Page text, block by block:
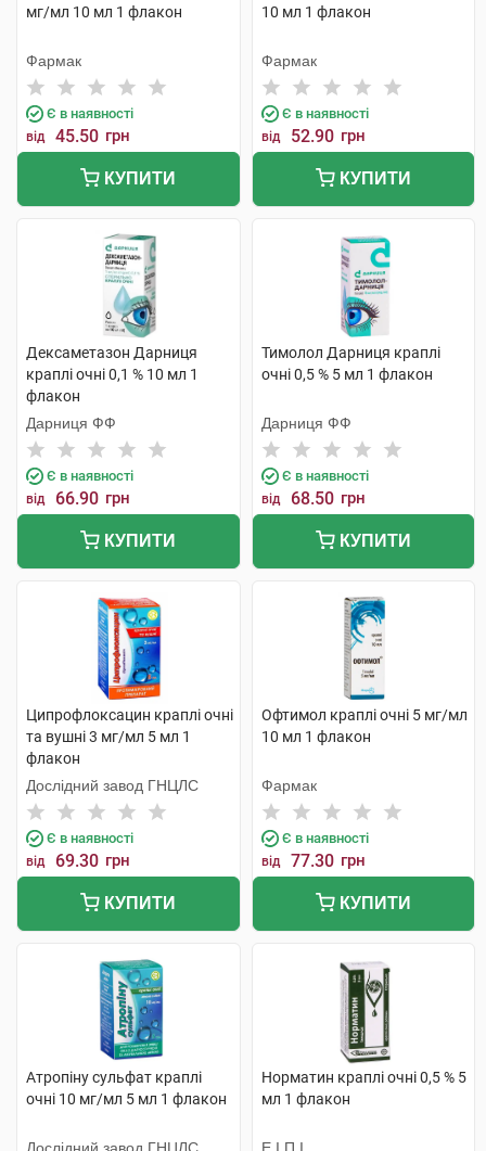
мг/мл 10 мл 1 флакон
Фармак
Є в наявності
від 45.50 грн
КУПИТИ
10 мл 1 флакон
Фармак
Є в наявності
від 52.90 грн
КУПИТИ
Дексаметазон Дарниця
краплі очні 0,1 % 10 мл 1
флакон
Дарниця ФФ
Є в наявності
від 66.90 грн
КУПИТИ
Тимолол Дарниця краплі
очні 0,5 % 5 мл 1 флакон
Дарниця ФФ
Є в наявності
від 68.50 грн
КУПИТИ
Ципрофлоксацин краплі очні
та вушні 3 мг/мл 5 мл 1
флакон
Дослідний завод ГНЦЛС
Є в наявності
від 69.30 грн
КУПИТИ
Офтимол краплі очні 5 мг/мл
10 мл 1 флакон
Фармак
Є в наявності
від 77.30 грн
КУПИТИ
Атропіну сульфат краплі
очні 10 мг/мл 5 мл 1 флакон
Норматин краплі очні 0,5 % 5
мл 1 флакон